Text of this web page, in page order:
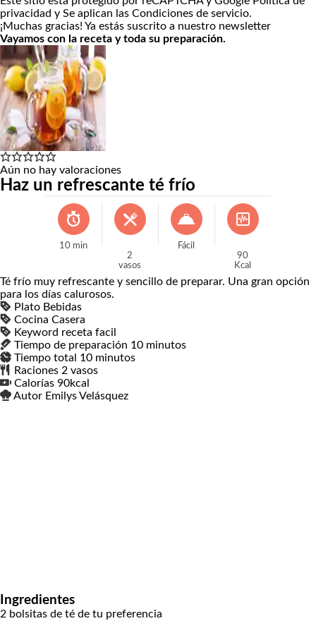
privacidad y Se aplican las Condiciones de servicio.
¡Muchas gracias! Ya estás suscrito a nuestro newsletter
Vayamos con la receta y toda su preparación.
Aún no hay valoraciones
Haz un refrescante té frío
10 min
2
vasos
Fácil
90
Kcal
Té frío muy refrescante y sencillo de preparar. Una gran opción
para los días calurosos.
Plato Bebidas
Cocina Casera
Keyword receta facil
Tiempo de preparación 10 minutos
minutos
Tiempo total 10 minutos
minutos
Raciones 2 vasos
Calorías 90kcal
Autor Emilys Velásquez
Ingredientes
2 bolsitas de té de tu preferencia